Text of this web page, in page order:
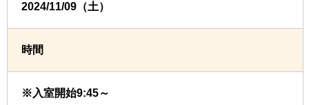
2024/11/09（土）
時間
※入室開始9:45～